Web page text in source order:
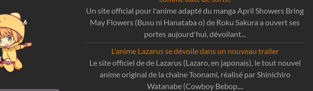
Un site official pour l'anime adapté du manga April Showers Bring
May Flowers (Busu ni Hanataba o) de Roku Sakura a ouvert ses
portes aujourd'hui, dévoilant...
L'anime Lazarus se dévoile dans un nouveau trailer
Le site officiel de de Lazarus (Lazaro, en japonais), le tout nouvel
anime original de la chaîne Toonami, réalisé par Shinichiro
Watanabe (Cowboy Bebop,...